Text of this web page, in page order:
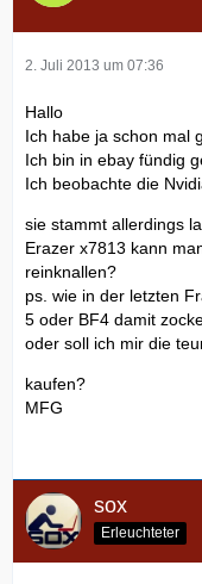
2. Juli 2013 um 07:36
Hallo
Ich habe ja schon mal
Ich bin in ebay fündig
Ich beobachte die
sie stammt allerdings
Erazer x7813 kann
reinknallen?
ps. wie in der letzten
5 oder BF4 damit
oder soll ich mir die
kaufen?
MFG
sox
Erleuchteter